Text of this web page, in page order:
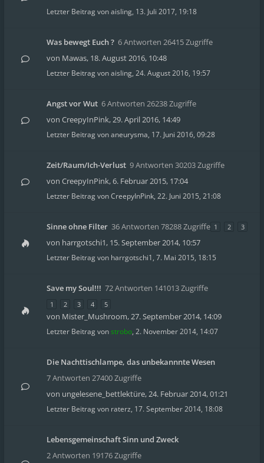
Letzter Beitrag vonaisling, 13. Juli 2017, 19:18
Was bewegt Euch ? 6 Antworten 26415 Zugriffe
von Mawas, 18. August 2016, 10:48
Letzter Beitrag vonaisling, 24. August 2016, 19:57
Angst vor Wut 6 Antworten 26238 Zugriffe
von CreepyInPink,29. April 2016, 14:49
Letzter Beitrag vonaneurysma, 17. Juni 2016, 09:28
Zeit/Raum/Ich-Verlust 9 Antworten 30203 Zugriffe
von CreepyInPink,6. Februar 2015, 17:04
Letzter Beitrag vonCreepyInPink, 22. Juni 2015, 21:08
Sinne ohne Filter 36 Antworten 78288 Zugriffe 1 2 3
von harrgotschi1, 15. September 2014, 10:57
Letzter Beitrag von harrgotschi1, 7. Mai 2015, 18:15
Save my Soul!!! 72 Antworten 141013 Zugriffe
1 2 3 4 5
von Mister_Mushroom,27. September 2014, 14:09
Letzter Beitrag vonstrobo, 2. November 2014, 14:07
Die Nachttischlampe, das unbekannnte Wesen
7 Antworten 27400 Zugriffe
von ungelesene_bettlektüre,24. Februar 2014, 01:21
Letzter Beitrag von raterz, 17. September 2014, 18:08
Lebensgemeinschaft Sinn und Zweck
2 Antworten 19176 Zugriffe